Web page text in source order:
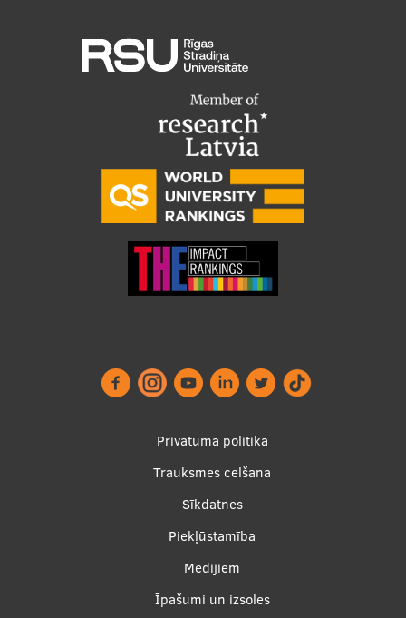
Privātuma politika
Trauksmes celšana
Sīkdatnes
Piekļūstamība
Medijiem
Īpašumi un izsoles